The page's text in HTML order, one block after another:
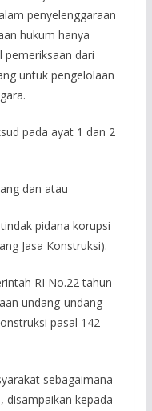
penyelenggaraan
hukum hanya
pemeriksaan dari
untuk pengelolaan
pada ayat 1 dan 2
dan atau
pidana korupsi
Jasa Konstruksi).
RI No.22 tahun
undang-undang
pasal 142
sebagaimana
disampaikan kepada